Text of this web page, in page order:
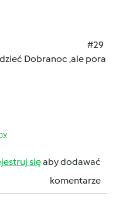
#29
Dobranoc ,ale pora
sięaby dodawać
komentarze